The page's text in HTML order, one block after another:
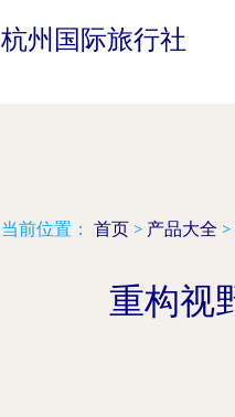
杭州国际旅行社
当前位置： 首页 > 产品大全 >
重构视